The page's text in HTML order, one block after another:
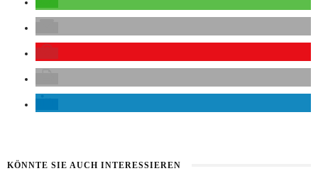
KÖNNTE SIE AUCH INTERESSIEREN